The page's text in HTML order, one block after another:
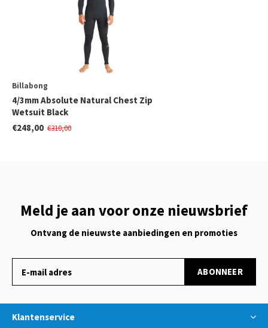
Billabong
4/3mm Absolute Natural Chest Zip
Wetsuit Black
€248,00 €310,00
Meld je aan voor onze nieuwsbrief
Ontvang de nieuwste aanbiedingen en promoties
ABONNEER
Klantenservice